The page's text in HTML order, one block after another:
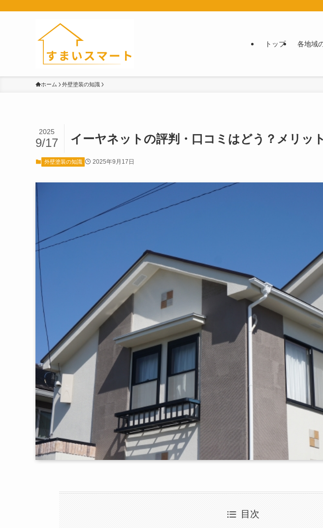
トップ 各地域
ホーム 外壁塗装の知識
イーヤネットの評判・口コミはどう？メリッ
2025
9/17
外壁塗装の知識 2025年9月17日
目次